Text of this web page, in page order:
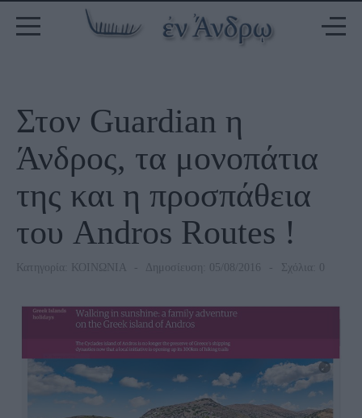
Στον Guardian η
Άνδρος, τα μονοπάτια
της και η προσπάθεια
του Andros Routes !
Κατηγορία: ΚΟΙΝΩΝΙΑ Δημοσίευση: 05/08/2016 Σχόλια: 0